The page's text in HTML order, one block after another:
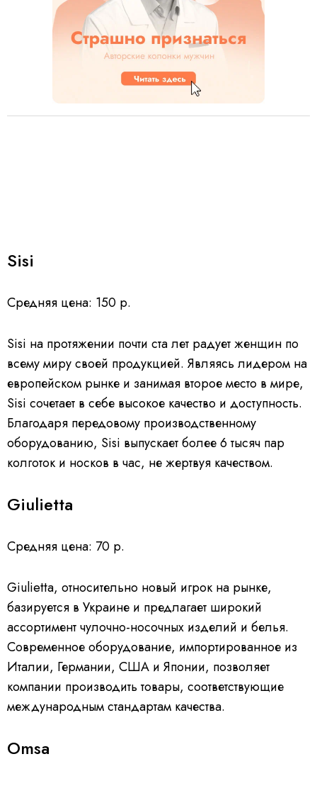
Sisi
Средняя цена: 150 р.
Sisi на протяжении почти ста лет радует женщин по
всему миру своей продукцией. Являясь лидером на
европейском рынке и занимая второе место в мире,
Sisi сочетает в себе высокое качество и доступность.
Благодаря передовому производственному
оборудованию, Sisi выпускает более 6 тысяч пар
колготок и носков в час, не жертвуя качеством.
Giulietta
Средняя цена: 70 р.
Giulietta, относительно новый игрок на рынке,
базируется в Украине и предлагает широкий
ассортимент чулочно-носочных изделий и белья.
Современное оборудование, импортированное из
Италии, Германии, США и Японии, позволяет
компании производить товары, соответствующие
международным стандартам качества.
Omsa